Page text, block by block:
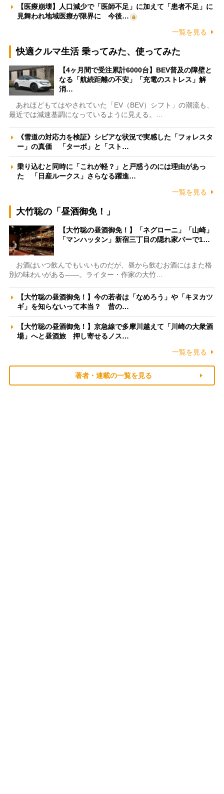
【医療崩壊】人口減少で「医師不足」に加えて「患者不足」に
見舞われ地域医療が限界に 今後…
一覧を見る
快適クルマ生活 乗ってみた、使ってみた
【4ヶ月間で受注累計6000台】BEV普及の障壁と
なる「航続距離の不安」「充電のストレス」解
消…
あれほどもてはやされていた「EV（BEV）シフト」の潮流も、
最近では減速基調になっているように見える。…
《雪道の対応力を検証》シビアな状況で実感した「フォレスタ
ー」の真価 「ターボ」と「スト…
乗り込むと同時に「これが軽？」と戸惑うのには理由があっ
た 「日産ルークス」さらなる躍進…
一覧を見る
大竹聡の「昼酒御免！」
【大竹聡の昼酒御免！】「ネグローニ」「山崎」
「マンハッタン」新宿三丁目の隠れ家バーで1…
お酒はいつ飲んでもいいものだが、昼から飲むお酒にはまた格
別の味わいがある――。ライター・作家の大竹…
【大竹聡の昼酒御免！】今の若者は「なめろう」や「キヌカツ
ギ」を知らないって本当？ 昔の…
【大竹聡の昼酒御免！】京急線で多摩川越えて「川崎の大衆酒
場」へと昼酒旅 押し寄せるノス…
一覧を見る
著者・連載の一覧を見る